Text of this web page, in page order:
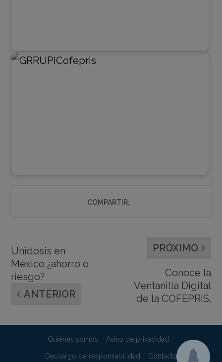
COMPARTIR:
Unidosis en
México ¿ahorro o
riesgo?
ANTERIOR
PRÓXIMO
Conoce la
Ventanilla Digital
de la COFEPRIS.
Quiénes somos Aviso de privacidad
Descargo de responsabilidad Contacto